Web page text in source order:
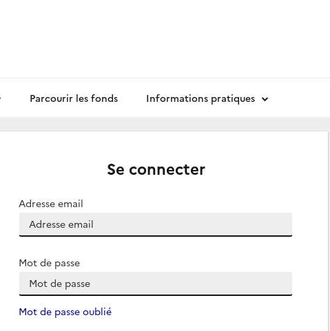
Parcourir les fonds Informations pratiques
Se connecter
Adresse email
Mot de passe
Mot de passe oublié